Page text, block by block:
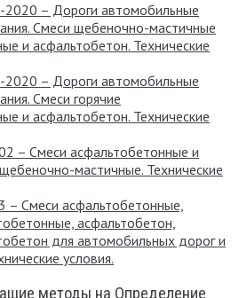
– Дороги автомобильные
Смеси щебеночно-мастичные
и асфальтобетон. Технические
– Дороги автомобильные
Смеси горячие
и асфальтобетон. Технические
– Смеси асфальтобетонные и
мастичные. Технические
Смеси асфальтобетонные,
асфальтобетон,
для автомобильных дорог и
условия.
методы на Определение